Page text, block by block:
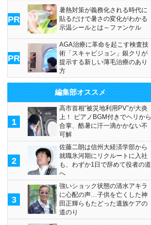
PR
暑熱対策が義務化される時代に
貼るだけで暑さの変化がわかる
示温シールとは～ファンケル
PR
AGA治療に革命を起こす検査技
術「スキャビジョン」銀クリが
提示する新しい薄毛治療のあり
方
編集部オススメ
1
高市首相“被災地利用PV”が大炎
上！ ピアノBGM付きでヘリから
合掌、酷暑に汗一滴かかない不
可解
2
佐藤二朗は信州大経済学部から
就職氷河期にリクルートに入社
も、わずか1日で辞めて役者の道
へ
3
強いショック状態の清水アキラ
に心配の声…子供を亡くした神
田正輝らもたどった遺族ケアの
道のり